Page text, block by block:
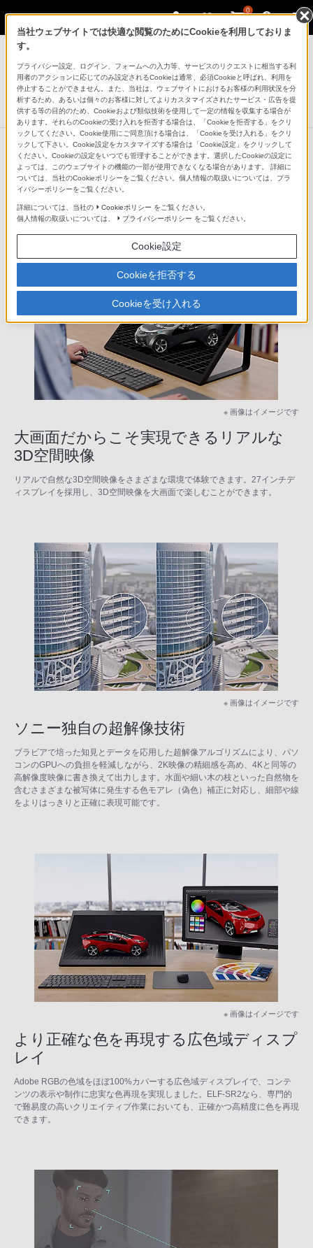
0
空間再現ディスプレイ（Spatial Reality
Display）
空間再現ディスプレイ
ELF-SR2
次の特長へ
まるでそこに実物があるかのような3D
空間映像
※ 画像はイメージです
大画面だからこそ実現できるリアルな
3D空間映像
リアルで自然な3D空間映像をさまざまな環境で体験できます。27インチデ
ィスプレイを採用し、3D空間映像を大画面で楽しむことができます。
※ 画像はイメージです
ソニー独自の超解像技術
ブラビアで培った知見とデータを応用した超解像アルゴリズムにより、パソ
コンのGPUへの負担を軽減しながら、2K映像の精細感を高め、4Kと同等の
高解像度映像に書き換えて出力します。水面や細い木の枝といった自然物を
含むさまざまな被写体に発生する色モアレ（偽色）補正に対応し、細部や線
をよりはっきりと正確に表現可能です。
※ 画像はイメージです
より正確な色を再現する広色域ディスプ
レイ
Adobe RGBの色域をほぼ100%カバーする広色域ディスプレイで、コンテ
ンツの表示や制作に忠実な色再現を実現しました。ELF-SR2なら、専門的
で難易度の高いクリエイティブ作業においても、正確かつ高精度に色を再現
できます。
当社ウェブサイトでは快適な閲覧のためにCookieを利用しておりま
す。
プライバシー設定、ログイン、フォームへの入力等、サービスのリクエストに相当する利
用者のアクションに応じてのみ設定されるCookieは通常、必須Cookieと呼ばれ、利用を
停止することができません。また、当社は、ウェブサイトにおけるお客様の利用状況を分
析するため、あるいは個々のお客様に対してよりカスタマイズされたサービス・広告を提
供する等の目的のため、Cookieおよび類似技術を使用して一定の情報を収集する場合が
あります。それらのCookieの受け入れを拒否する場合は、「Cookieを拒否する」をクリ
ックしてください。Cookie使用にご同意頂ける場合は、「Cookieを受け入れる」をクリ
ックして下さい。Cookie設定をカスタマイズする場合は「Cookie設定」をクリックして
ください。Cookieの設定をいつでも管理することができます。選択したCookieの設定に
よっては、このウェブサイトの機能の一部が使用できなくなる場合があります。 詳細に
ついては、当社のCookieポリシーをご覧ください。個人情報の取扱いについては、プラ
イバシーポリシーをご覧ください。
詳細については、当社の Cookieポリシー をご覧ください。
個人情報の取扱いについては、
プライバシーポリシー をご覧ください。
Cookie設定
Cookieを拒否する
Cookieを受け入れる